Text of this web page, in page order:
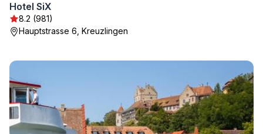
Hotel SiX
8.2 (981)
Hauptstrasse 6, Kreuzlingen